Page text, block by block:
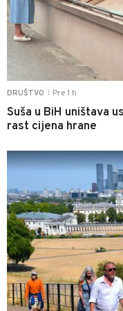
DRUŠTVO Pre 1 h
Suša u BiH uništava
rast cijena hrane